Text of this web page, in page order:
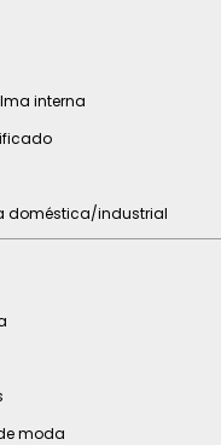
interna
doméstica/industrial
moda